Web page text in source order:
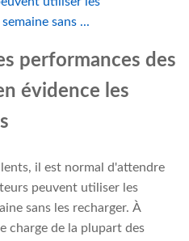
sans ...
performances des
évidence les
il est normal d'attendre
peuvent utiliser les
sans les recharger. À
charge de la plupart des